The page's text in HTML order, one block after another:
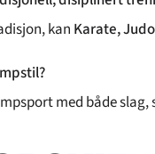
kan Karate,
med både